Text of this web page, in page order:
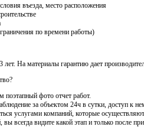
въезда, место расположения
по времени работы)
На материалы гарантию дает
фото отчет работ.
за объектом 24ч в сутки, доступ к
услугами компаний, которые
вы всегда видите какой этап и только